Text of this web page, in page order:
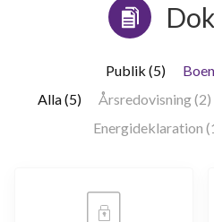
Publik (5)
Alla (5)
Årsredovisning (2)
Energideklaration